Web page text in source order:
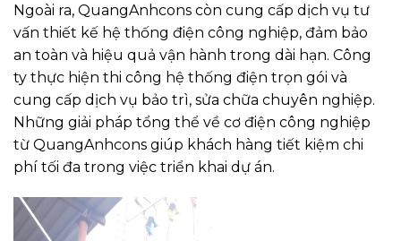
Ngoài ra, QuangAnhcons còn cung cấp dịch vụ tư
vấn thiết kế hệ thống điện công nghiệp, đảm bảo
an toàn và hiệu quả vận hành trong dài hạn. Công
ty thực hiện thi công hệ thống điện trọn gói và
cung cấp dịch vụ bảo trì, sửa chữa chuyên nghiệp.
Những giải pháp tổng thể về cơ điện công nghiệp
từ QuangAnhcons giúp khách hàng tiết kiệm chi
phí tối đa trong việc triển khai dự án.